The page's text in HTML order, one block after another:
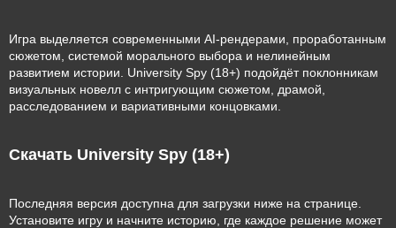
Игра выделяется современными AI-рендерами, проработанным
сюжетом, системой морального выбора и нелинейным
развитием истории. University Spy (18+) подойдёт поклонникам
визуальных новелл с интригующим сюжетом, драмой,
расследованием и вариативными концовками.
Скачать University Spy (18+)
Последняя версия доступна для загрузки ниже на странице.
Установите игру и начните историю, где каждое решение может